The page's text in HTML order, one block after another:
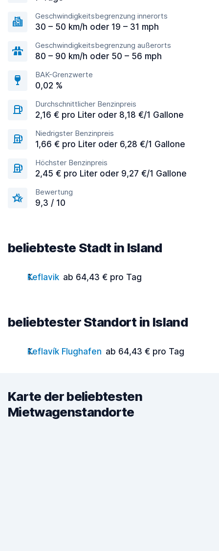
Geschwindigkeitsbegrenzung innerorts
30 – 50 km/h oder 19 – 31 mph
Geschwindigkeitsbegrenzung außerorts
80 – 90 km/h oder 50 – 56 mph
BAK-Grenzwerte
0,02 %
Durchschnittlicher Benzinpreis
2,16 € pro Liter oder 8,18 €/1 Gallone
Niedrigster Benzinpreis
1,66 € pro Liter oder 6,28 €/1 Gallone
Höchster Benzinpreis
2,45 € pro Liter oder 9,27 €/1 Gallone
Bewertung
9,3 / 10
beliebteste Stadt in Island
Keflavik ab 64,43 € pro Tag
beliebtester Standort in Island
Keflavík Flughafen ab 64,43 € pro Tag
Karte der beliebtesten
Mietwagenstandorte